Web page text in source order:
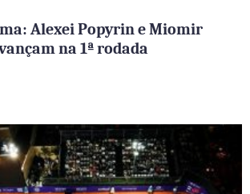
Alexei Popyrin e Miomir
na 1ª rodada